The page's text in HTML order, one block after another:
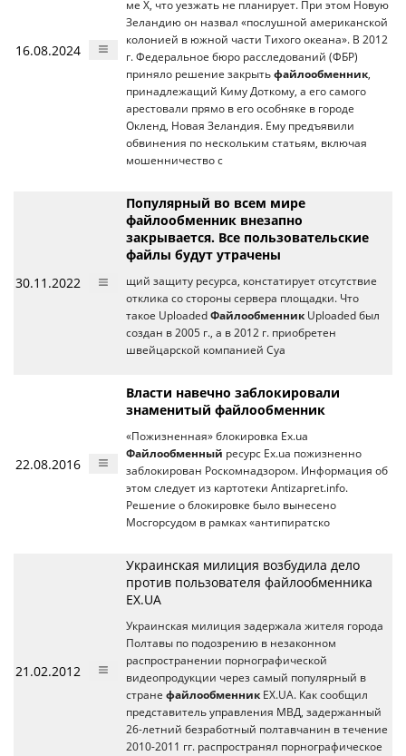
16.08.2024
ме X, что уезжать не планирует. При этом Новую
Зеландию он назвал «послушной американской
колонией в южной части Тихого океана». В 2012
г. Федеральное бюро расследований (ФБР)
приняло решение закрыть файлообменник,
принадлежащий Киму Доткому, а его самого
арестовали прямо в его особняке в городе
Окленд, Новая Зеландия. Ему предъявили
обвинения по нескольким статьям, включая
мошенничество с
30.11.2022
Популярный во всем мире
файлообменник внезапно
закрывается. Все пользовательские
файлы будут утрачены
щий защиту ресурса, констатирует отсутствие
отклика со стороны сервера площадки. Что
такое Uploaded Файлообменник Uploaded был
создан в 2005 г., а в 2012 г. приобретен
швейцарской компанией Cya
22.08.2016
Власти навечно заблокировали
знаменитый файлообменник
«Пожизненная» блокировка Ex.ua
Файлообменный ресурс Ex.ua пожизненно
заблокирован Роскомнадзором. Информация об
этом следует из картотеки Antizapret.info.
Решение о блокировке было вынесено
Мосгорсудом в рамках «антипиратско
21.02.2012
Украинская милиция возбудила дело
против пользователя файлообменника
EX.UA
Украинская милиция задержала жителя города
Полтавы по подозрению в незаконном
распространении порнографической
видеопродукции через самый популярный в
стране файлообменник EX.UA. Как сообщил
представитель управления МВД, задержанный
26-летний безработный полтавчанин в течение
2010-2011 гг. распространял порнографическое